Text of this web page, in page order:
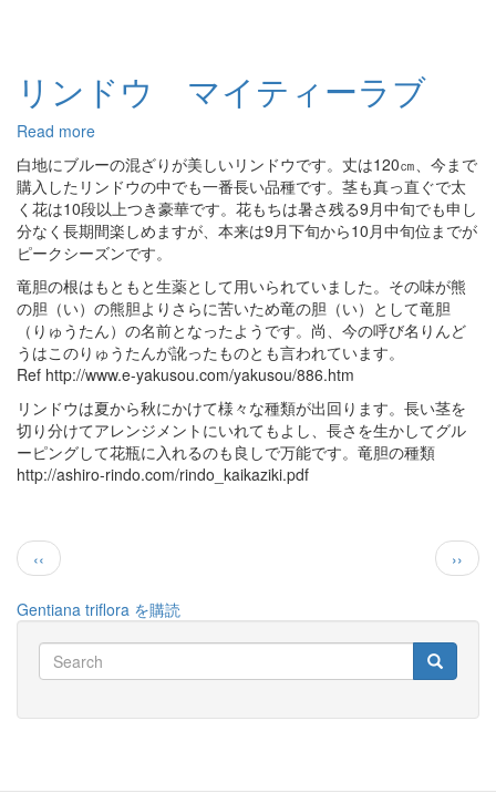
リンドウ マイティーラブ
Read more
ン
ド
ウ
マ
イ
テ
ィ
ー
ラ
ブ
白地にブルーの混ざりが美しいリンドウです。丈は120㎝、今まで
購入したリンドウの中でも一番長い品種です。茎も真っ直ぐで太
く花は10段以上つき豪華です。花もちは暑さ残る9月中旬でも申し
分なく長期間楽しめますが、本来は9月下旬から10月中旬位までが
ピークシーズンです。
竜胆の根はもともと生薬として用いられていました。その味が熊
の胆（い）の熊胆よりさらに苦いため竜の胆（い）として竜胆
（りゅうたん）の名前となったようです。尚、今の呼び名りんど
うはこのりゅうたんが訛ったものとも言われています。
Ref http://www.e-yakusou.com/yakusou/886.htm
リンドウは夏から秋にかけて様々な種類が出回ります。長い茎を
切り分けてアレンジメントにいれてもよし、長さを生かしてグル
ーピングして花瓶に入れるのも良しで万能です。竜胆の種類
http://ashiro-rindo.com/rindo_kaikaziki.pdf
ペ
ー
送
前
ペ
ー
ジ
‹‹
次
ペ
ジ
››
Gentiana triflora を購読
Search
Search Search